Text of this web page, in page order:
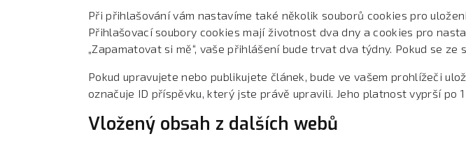
Při přihlašování vám nastavíme také několik souborů cookies pro
Přihlašovací soubory cookies mají životnost dva dny a cookies pro
„Zapamatovat si mě“, vaše přihlášení bude trvat dva týdny. Pokud se
Pokud upravujete nebo publikujete článek, bude ve vašem prohlížeči
označuje ID příspěvku, který jste právě upravili. Jeho platnost vyprší po 1
Vložený obsah z dalších webů